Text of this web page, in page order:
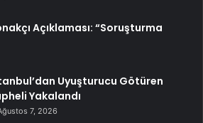
Açıklaması: “Soruşturma
Uyuşturucu Götüren
Yakalandı
7, 2026